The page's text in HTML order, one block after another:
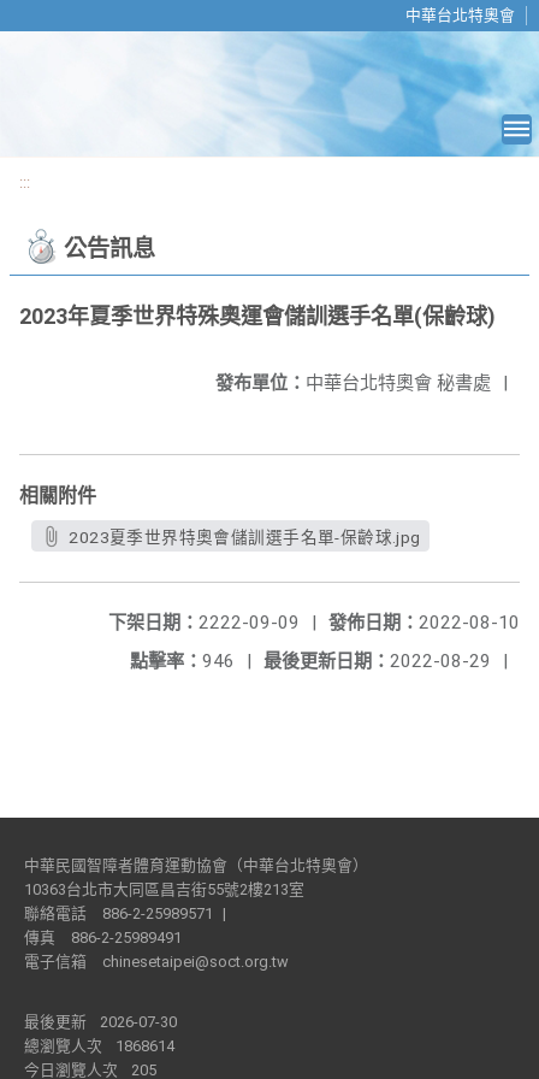
中華台北特奧會
:::
公告訊息
2023年夏季世界特殊奧運會儲訓選手名單(保齡球)
發布單位： 中華台北特奧會 秘書處 |
相關附件
2023夏季世界特奧會儲訓選手名單-保齡球.jpg
發佈日期： 2022-08-10
下架日期： 2222-09-09
|
最後更新日期： 2022-08-29 |
點擊率： 946 |
中華民國智障者體育運動協會（中華台北特奧會）
10363台北市大同區昌吉街55號2樓213室
聯絡電話
886-2-25989571
|
傳真
886-2-25989491
電子信箱
chinesetaipei@soct.org.tw
最後更新
2026-07-30
總瀏覽人次
1868614
今日瀏覽人次
205